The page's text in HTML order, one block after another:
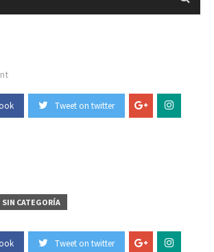
Tweet on twitter
SIN CATEGORÍA
Tweet on twitter